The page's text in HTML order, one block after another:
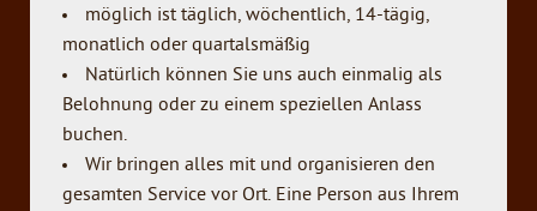
möglich ist täglich, wöchentlich, 14-tägig,
monatlich oder quartalsmäßig
Natürlich können Sie uns auch einmalig als
Belohnung oder zu einem speziellen Anlass
buchen.
Wir bringen alles mit und organisieren den
gesamten Service vor Ort. Eine Person aus Ihrem